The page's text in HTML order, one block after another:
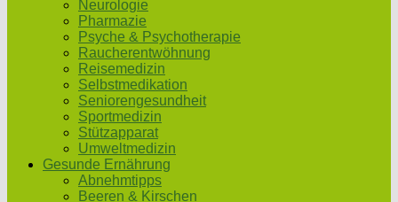
Neurologie
Pharmazie
Psyche & Psychotherapie
Raucherentwöhnung
Reisemedizin
Selbstmedikation
Seniorengesundheit
Sportmedizin
Stützapparat
Umweltmedizin
Gesunde Ernährung
Abnehmtipps
Beeren & Kirschen